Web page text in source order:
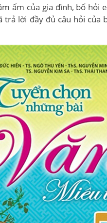
ấm của gia đình, bố hỏi
trả lời đầy đủ câu hỏi